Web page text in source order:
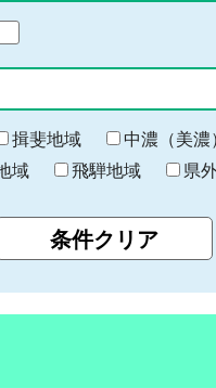
揖斐地域 中濃（美濃
域 飛騨地域 県